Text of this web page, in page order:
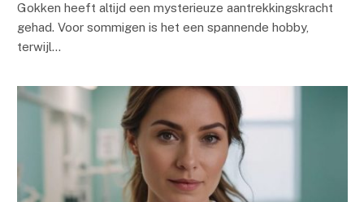
Gokken heeft altijd een mysterieuze aantrekkingskracht
gehad. Voor sommigen is het een spannende hobby,
terwijl…